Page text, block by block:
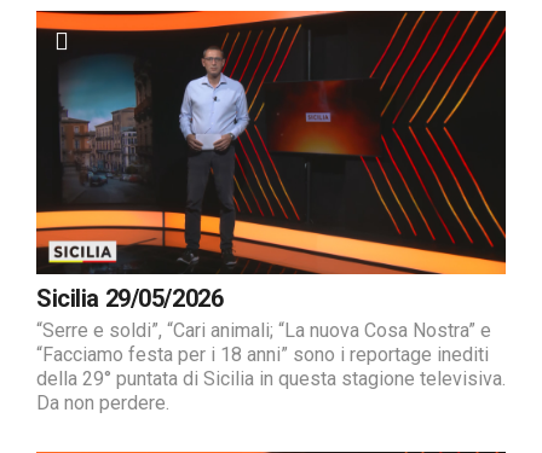
Sicilia 29/05/2026
“Serre e soldi”, “Cari animali; “La nuova Cosa Nostra” e
“Facciamo festa per i 18 anni” sono i reportage inediti
della 29° puntata di Sicilia in questa stagione televisiva.
Da non perdere.